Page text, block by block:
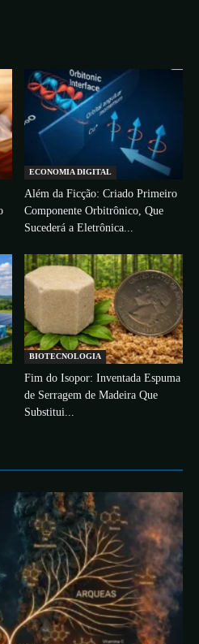
ECONOMIA DIGITAL
Além da Ficção: Criado Primeiro
Componente Orbitrônico, Que
Sucederá a Eletrônica...
BIOTECNOLOGIA
Fim do Isopor: Inventada Espuma
de Serragem de Madeira Que
Substitui...